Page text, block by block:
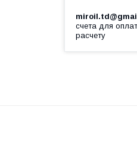
счета для
расчету